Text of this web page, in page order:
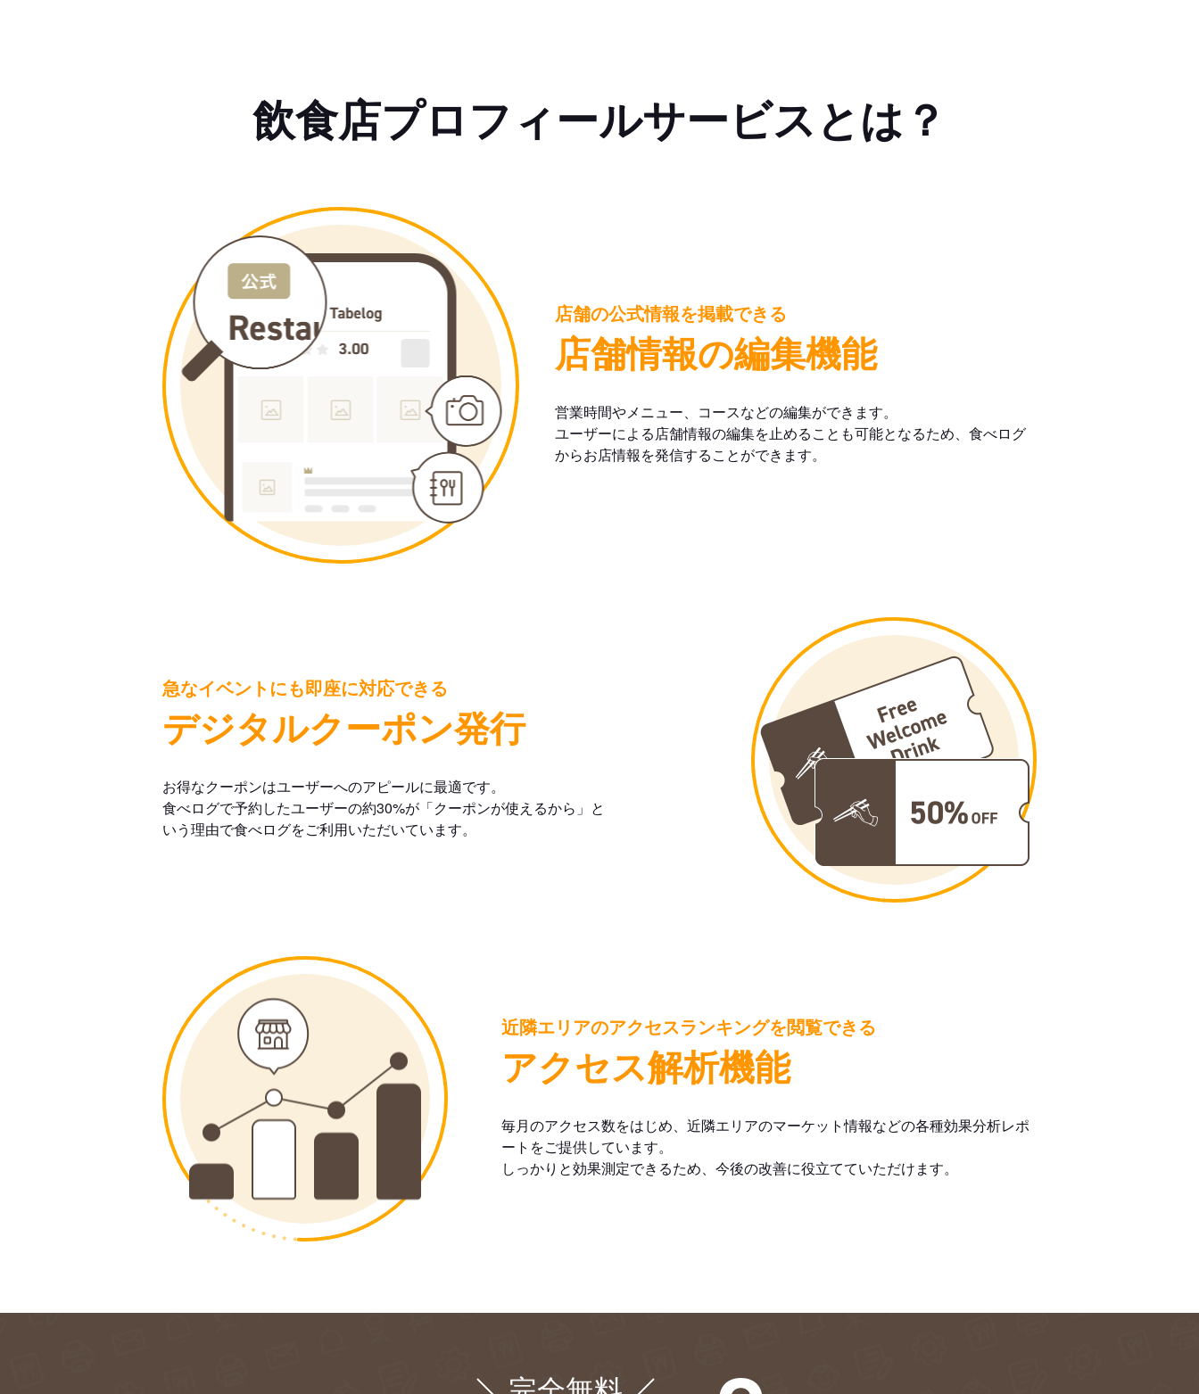
飲食店プロフィールサービスとは？
店舗の公式情報を掲載できる
店舗情報の編集機能
営業時間やメニュー、コースなどの編集ができます。
ユーザーによる店舗情報の編集を止めることも可能となるため、食べログ
からお店情報を発信することができます。
急なイベントにも即座に対応できる
デジタルクーポン発行
お得なクーポンはユーザーへのアピールに最適です。
食べログで予約したユーザーの約30%が「クーポンが使えるから」と
いう理由で食べログをご利用いただいています。
近隣エリアのアクセスランキングを閲覧できる
アクセス解析機能
毎月のアクセス数をはじめ、近隣エリアのマーケット情報などの各種効果分析レポ
ートをご提供しています。
しっかりと効果測定できるため、今後の改善に役立てていただけます。